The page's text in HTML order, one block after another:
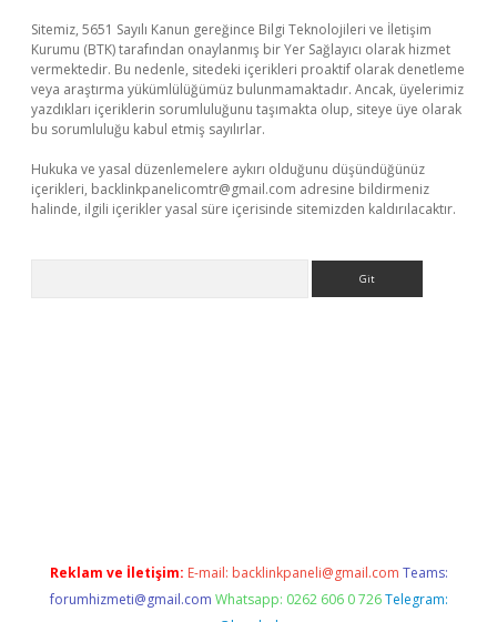
Sitemiz, 5651 Sayılı Kanun gereğince Bilgi Teknolojileri ve İletişim
Kurumu (BTK) tarafından onaylanmış bir Yer Sağlayıcı olarak hizmet
vermektedir. Bu nedenle, sitedeki içerikleri proaktif olarak denetleme
veya araştırma yükümlülüğümüz bulunmamaktadır. Ancak, üyelerimiz
yazdıkları içeriklerin sorumluluğunu taşımakta olup, siteye üye olarak
bu sorumluluğu kabul etmiş sayılırlar.
Hukuka ve yasal düzenlemelere aykırı olduğunu düşündüğünüz
içerikleri, backlinkpanelicomtr@gmail.com adresine bildirmeniz
halinde, ilgili içerikler yasal süre içerisinde sitemizden kaldırılacaktır.
Reklam ve İletişim: E-mail: backlinkpaneli@gmail.com Teams:
forumhizmeti@gmail.com Whatsapp: 0262 606 0 726 Telegram: